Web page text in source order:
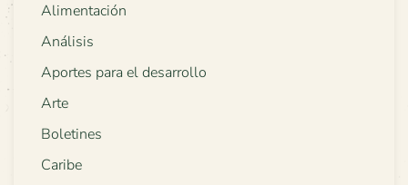
Alimentación
Análisis
Aportes para el desarrollo
Arte
Boletines
Caribe